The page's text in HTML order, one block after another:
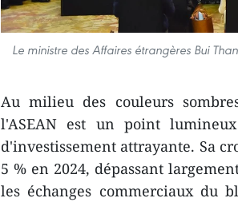
Le ministre des Affaires étrangères Bui
Au milieu des couleurs
l'ASEAN est un point
d'investissement attrayante. Sa
5 % en 2024, dépassant
les échanges commerciaux du